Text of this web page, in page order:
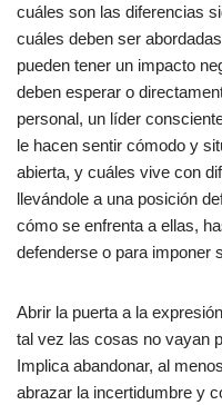
cuáles son las diferencias
cuáles deben ser
pueden tener un impacto
deben esperar o
personal, un líder
le hacen sentir cómodo y
abierta, y cuáles vive con
llevándole a una posición
cómo se enfrenta a ellas,
defenderse o para imponer
Abrir la puerta a la
tal vez las cosas no vayan
Implica abandonar, al
abrazar la incertidumbre y